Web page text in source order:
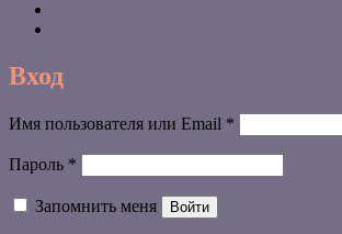
Вход
Имя пользователя или Email *
Пароль *
Запомнить меня Войти